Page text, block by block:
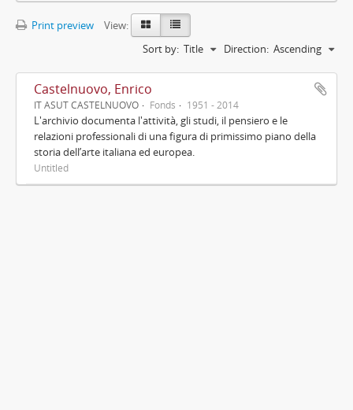
Print preview
View:
Sort by: Title Direction: Ascending
Castelnuovo, Enrico
IT ASUT CASTELNUOVO Fonds 1951 - 2014
L'archivio documenta l'attività, gli studi, il pensiero e le
relazioni professionali di una figura di primissimo piano della
storia dell’arte italiana ed europea.
Untitled